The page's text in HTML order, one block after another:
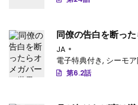
同僚の告白を断っ
れた
JA
電子特典付き, シーモ
第6.2話